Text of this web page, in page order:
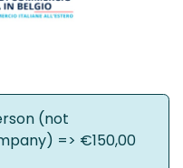
(not
=> €150,00